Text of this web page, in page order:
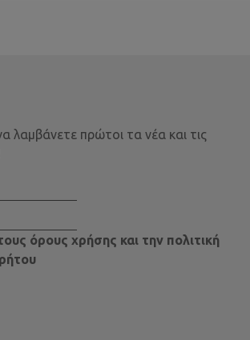
λαμβάνετε πρώτοι τα νέα και τις
όρους χρήσης και την πολιτική